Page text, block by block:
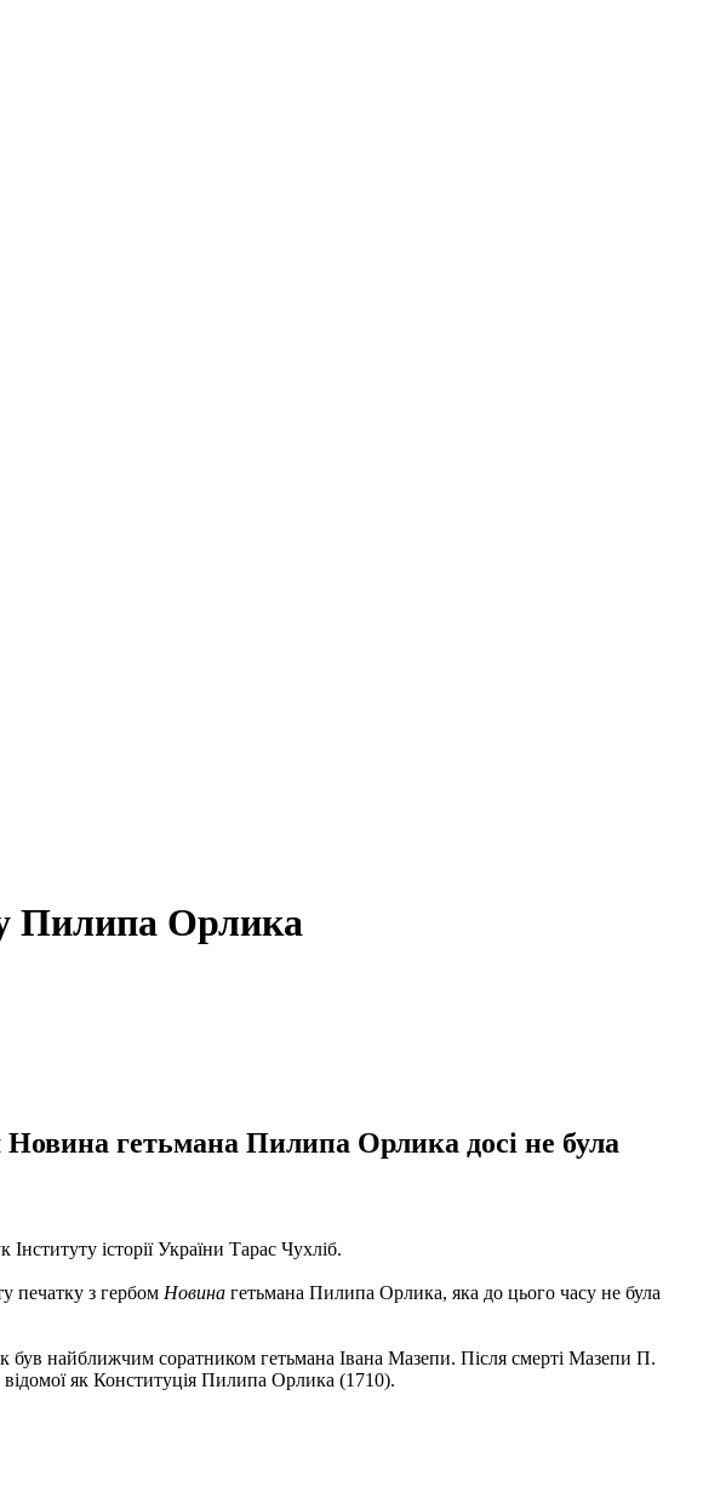
Пилипа Орлика
Новина гетьмана Пилипа Орлика досі не була
Інституту історії України Тарас Чухліб.
печатку з гербом Новина гетьмана Пилипа Орлика, яка до цього часу не була
найближчим соратником гетьмана Івана Мазепи. Після смерті Мазепи П.
відомої як Конституція Пилипа Орлика (1710).